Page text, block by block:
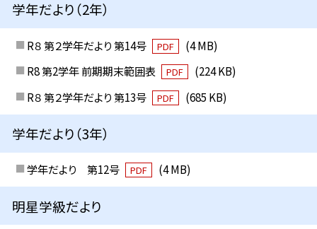
学年だより（2年）
R８ 第２学年だより 第14号 PDF
(4 MB)
R8 第2学年 前期期末範囲表
PDF
(224 KB)
R８ 第２学年だより 第13号
PDF (685 KB)
学年だより（3年）
学年だより 第12号 PDF (4 MB)
明星学級だより